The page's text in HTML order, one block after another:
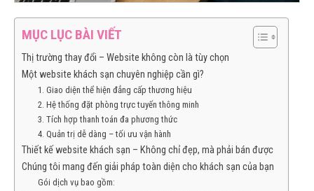
MỤC LỤC BÀI VIẾT
Thị trường thay đổi – Website không còn là tùy chọn
Một website khách sạn chuyên nghiệp cần gì?
1. Giao diện thể hiện đẳng cấp thương hiệu
2. Hệ thống đặt phòng trực tuyến thông minh
3. Tích hợp thanh toán đa phương thức
4. Quản trị dễ dàng – tối ưu vận hành
Thiết kế website khách sạn – Không chỉ đẹp, mà phải bán được
Chúng tôi mang đến giải pháp toàn diện cho khách sạn của bạn
Gói dịch vụ bao gồm: